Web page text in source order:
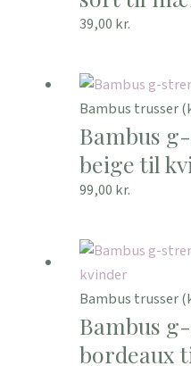
39,00 kr.
Bambus trusser
Bambus
beige til
99,00 kr.
Bambus trusser
Bambus
bordeaux